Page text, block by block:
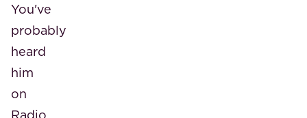
You've
probably
heard
him
on